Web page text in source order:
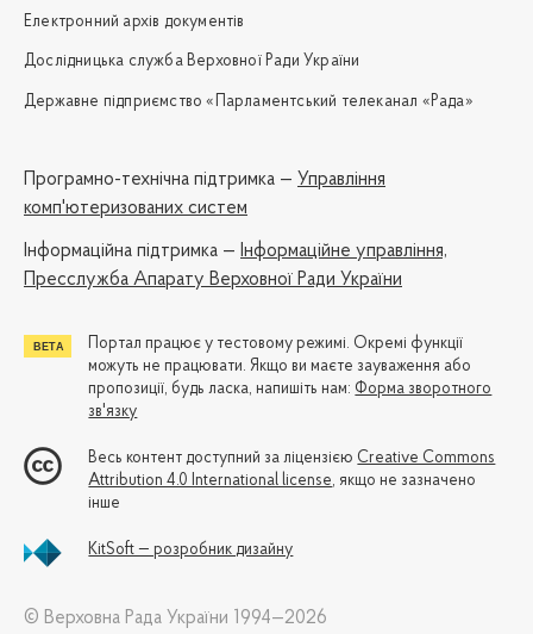
Електронний архів документів
Дослідницька служба Верховної Ради України
Державне підприємство «Парламентський телеканал «Рада»
Програмно-технічна підтримка — Управління
комп'ютеризованих систем
Iнформаційна підтримка — Інформаційне управління,
Пресслужба Апарату Верховної Ради України
Портал працює у тестовому режимі. Окремі функції
можуть не працювати. Якщо ви маєте зауваження або
пропозиції, будь ласка, напишіть нам: Форма зворотного
зв'язку
Весь контент доступний за ліцензією Creative Commons
Attribution 4.0 International license, якщо не зазначено
інше
KitSoft — розробник дизайну
© Верховна Рада України 1994—2026